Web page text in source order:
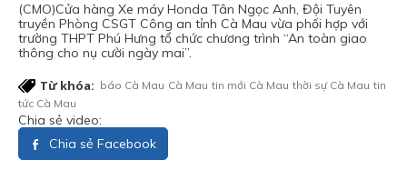
(CMO)Cửa hàng Xe máy Honda Tân Ngọc Anh, Đội Tuyên
truyền Phòng CSGT Công an tỉnh Cà Mau vừa phối hợp với
trường THPT Phú Hưng tổ chức chương trình “An toàn giao
thông cho nụ cười ngày mai”.
Từ khóa: báo Cà Mau Cà Mau tin mới Cà Mau thời sự Cà Mau tin
tức Cà Mau
Chia sẻ video:
Chia sẻ Facebook